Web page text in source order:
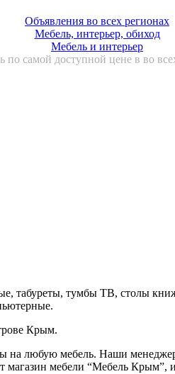
Объявления во всех регионах
Мебель, интерьер, обиход
Мебель и интерьер
по самой доступной цене в во
табуреты, тумбы ТВ, столы
Крым.
любую мебель. Наши
мебели “Мебель Крым”,